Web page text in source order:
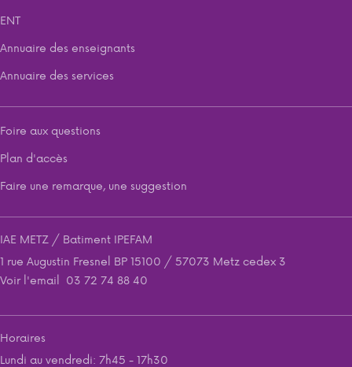
ENT
Annuaire des enseignants
Annuaire des services
Foire aux questions
Plan d'accès
Faire une remarque, une suggestion
IAE METZ / Batiment IPEFAM
1 rue Augustin Fresnel BP 15100 / 57073 Metz cedex 3
Voir l'email 03 72 74 88 40
Horaires
Lundi au vendredi: 7h45 - 17h30